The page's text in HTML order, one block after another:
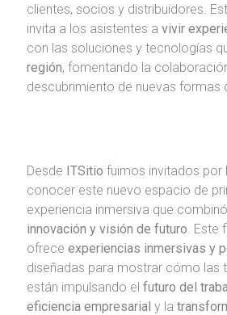
clientes, socios y distribuidores.
invita a los asistentes a vivir
con las soluciones y tecnologías
región, fomentando la
descubrimiento de nuevas formas
Desde ITSitio fuimos invitados por
conocer este nuevo espacio de
experiencia inmersiva que combinó
innovación y visión de futuro .
ofrece experiencias inmersivas y
diseñadas para mostrar cómo las
están impulsando el futuro del
eficiencia empresarial y la